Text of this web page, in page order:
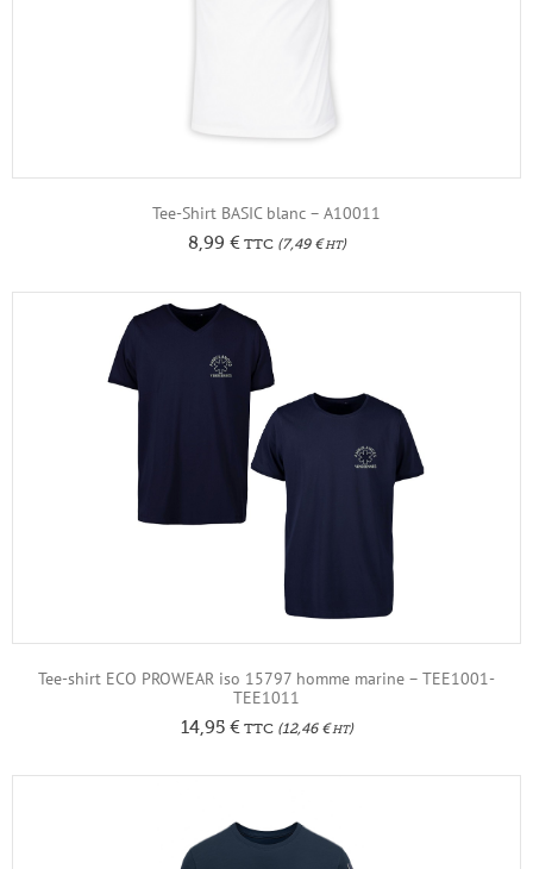
Tee-Shirt BASIC blanc – A10011
8,99 €TTC(7,49 €HT)
Tee-shirt ECO PROWEAR iso 15797 homme marine – TEE1001-
TEE1011
14,95 €TTC(12,46 €HT)